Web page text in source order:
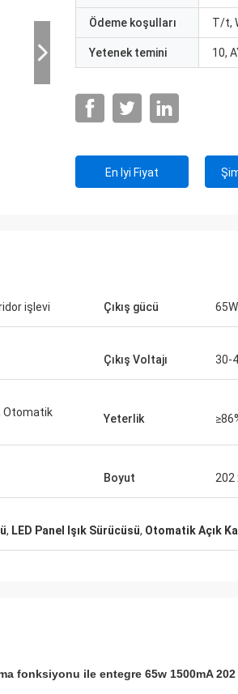
Ödeme koşulları T/t,
Yetenek temini 10,
En Iyi Fiyat
işlevi Çıkış gücü
Çıkış Voltajı 30-
Otomatik
Yeterlik
Boyut 202
, LED Panel Işık Sürücüsü, Otomatik Açık
fonksiyonu ile entegre 65w 1500mA 202